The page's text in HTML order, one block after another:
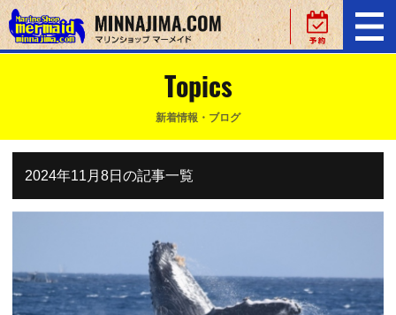
Topics
新着情報・ブログ
2024年11月8日の記事一覧